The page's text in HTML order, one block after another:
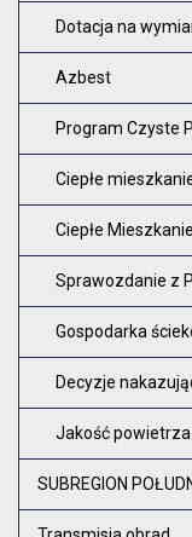
Dotacja na
Azbest
Program Czyste
Ciepłe
Ciepłe
Sprawozdanie z
Gospodarka
Decyzje
Jakość powietrza
SUBREGION